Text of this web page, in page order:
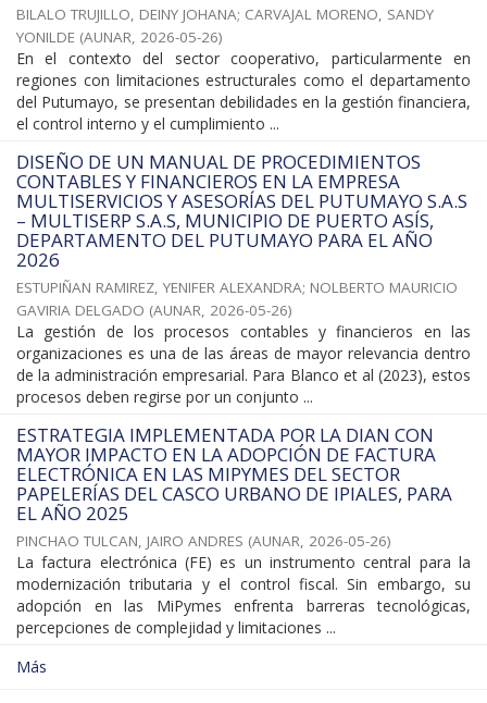
BILALO TRUJILLO, DEINY JOHANA; CARVAJAL MORENO, SANDY
YONILDE (AUNAR, 2026-05-26)
En el contexto del sector cooperativo, particularmente en
regiones con limitaciones estructurales como el departamento
del Putumayo, se presentan debilidades en la gestión financiera,
el control interno y el cumplimiento ...
DISEÑO DE UN MANUAL DE PROCEDIMIENTOS
CONTABLES Y FINANCIEROS EN LA EMPRESA
MULTISERVICIOS Y ASESORÍAS DEL PUTUMAYO S.A.S
– MULTISERP S.A.S, MUNICIPIO DE PUERTO ASÍS,
DEPARTAMENTO DEL PUTUMAYO PARA EL AÑO
2026
ESTUPIÑAN RAMIREZ, YENIFER ALEXANDRA; NOLBERTO MAURICIO
GAVIRIA DELGADO (AUNAR, 2026-05-26)
La gestión de los procesos contables y financieros en las
organizaciones es una de las áreas de mayor relevancia dentro
de la administración empresarial. Para Blanco et al (2023), estos
procesos deben regirse por un conjunto ...
ESTRATEGIA IMPLEMENTADA POR LA DIAN CON
MAYOR IMPACTO EN LA ADOPCIÓN DE FACTURA
ELECTRÓNICA EN LAS MIPYMES DEL SECTOR
PAPELERÍAS DEL CASCO URBANO DE IPIALES, PARA
EL AÑO 2025
PINCHAO TULCAN, JAIRO ANDRES (AUNAR, 2026-05-26)
La factura electrónica (FE) es un instrumento central para la
modernización tributaria y el control fiscal. Sin embargo, su
adopción en las MiPymes enfrenta barreras tecnológicas,
percepciones de complejidad y limitaciones ...
Más